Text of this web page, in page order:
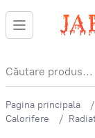
Pagina principala
Calorifere